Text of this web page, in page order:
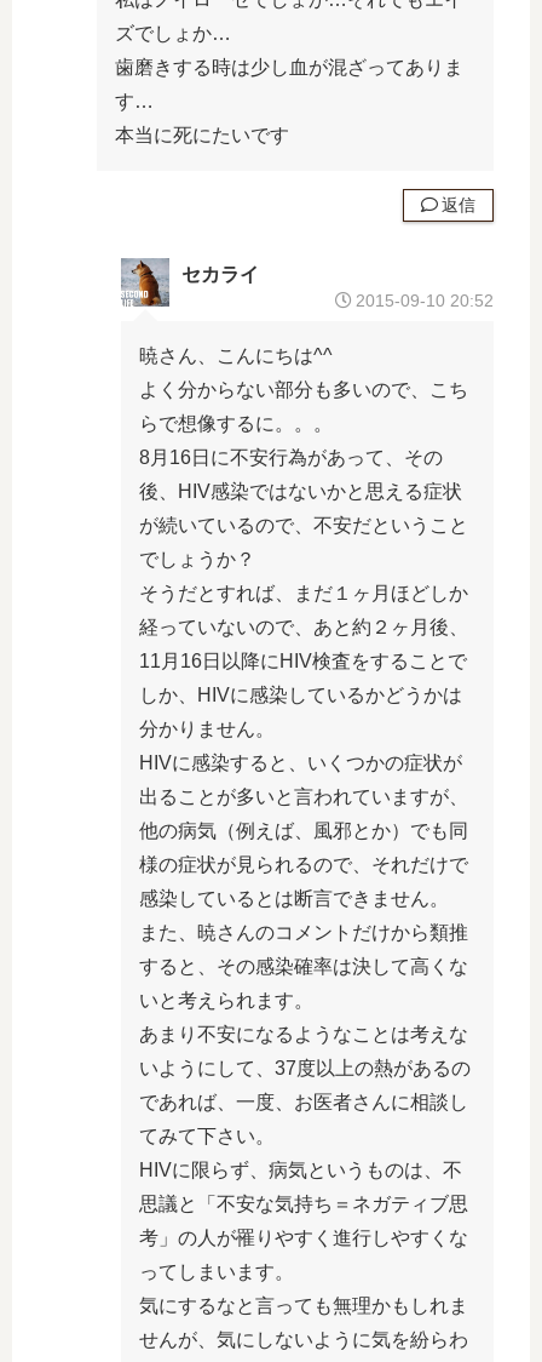
ズでしょか…
歯磨きする時は少し血が混ざってありま
す…
本当に死にたいです
返信
セカライ
2015-09-10 20:52
暁さん、こんにちは^^
よく分からない部分も多いので、こち
らで想像するに。。。
8月16日に不安行為があって、その
後、HIV感染ではないかと思える症状
が続いているので、不安だということ
でしょうか？
そうだとすれば、まだ１ヶ月ほどしか
経っていないので、あと約２ヶ月後、
11月16日以降にHIV検査をすることで
しか、HIVに感染しているかどうかは
分かりません。
HIVに感染すると、いくつかの症状が
出ることが多いと言われていますが、
他の病気（例えば、風邪とか）でも同
様の症状が見られるので、それだけで
感染しているとは断言できません。
また、暁さんのコメントだけから類推
すると、その感染確率は決して高くな
いと考えられます。
あまり不安になるようなことは考えな
いようにして、37度以上の熱があるの
であれば、一度、お医者さんに相談し
てみて下さい。
HIVに限らず、病気というものは、不
思議と「不安な気持ち＝ネガティブ思
考」の人が罹りやすく進行しやすくな
ってしまいます。
気にするなと言っても無理かもしれま
せんが、気にしないように気を紛らわ